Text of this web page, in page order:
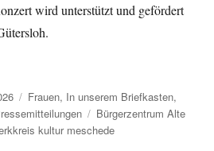
wird unterstützt und gefördert
Kategorien
Frauen, In unserem Briefkasten,
Schlagwörter
Bürgerzentrum Alte
kultur meschede